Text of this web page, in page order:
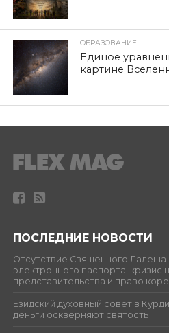
ОБРАЗОВАНИЕ
Единое
картине
ПОСЛЕДНИЕ НОВОСТИ
Отсутствие Священного Лалеша
электронного паспорта: кризис
представительства и право
Езидский духовный совет в
деньги оскверняют святость